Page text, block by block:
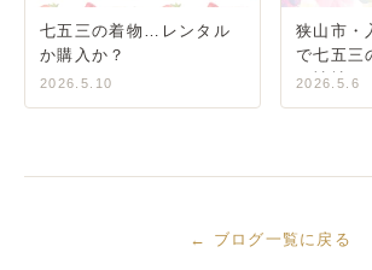
七五三の着物…レンタル
か購入か？
2026.5.10
狭山市・
で七五三
る神社
2026.5.6
← ブログ一覧に戻る